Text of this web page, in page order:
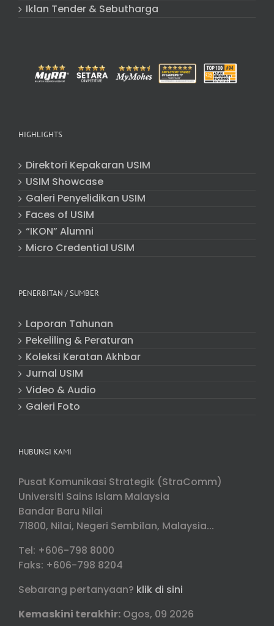
Iklan Tender & Sebutharga
HIGHLIGHTS
Direktori Kepakaran USIM
USIM Showcase
Galeri Penyelidikan USIM
Faces of USIM
“IKON” Alumni
Micro Credential USIM
PENERBITAN / SUMBER
Laporan Tahunan
Pekeliling & Peraturan
Koleksi Keratan Akhbar
Jurnal USIM
Video & Audio
Galeri Foto
HUBUNGI KAMI
Pusat Komunikasi Strategik (StraComm)
Universiti Sains Islam Malaysia
Bandar Baru Nilai
71800, Nilai, Negeri Sembilan, Malaysia...
Tel: +606-798 8000
Faks: +606-798 8204
Sebarang pertanyaan? klik di sini
Kemaskini terakhir: Ogos, 09 2026